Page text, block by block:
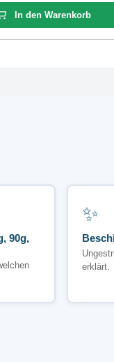
In den Warenkorb
90g,
✨
erklärt.